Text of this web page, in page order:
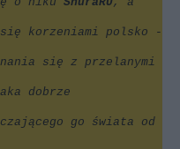
korzeniami polsko -
się z przelanymi
dobrze
go świata od